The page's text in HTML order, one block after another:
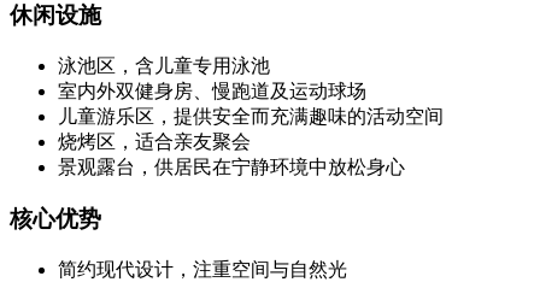
休闲设施
泳池区，含儿童专用泳池
室内外双健身房、慢跑道及运动球场
儿童游乐区，提供安全而充满趣味的活动空间
烧烤区，适合亲友聚会
景观露台，供居民在宁静环境中放松身心
核心优势
简约现代设计，注重空间与自然光